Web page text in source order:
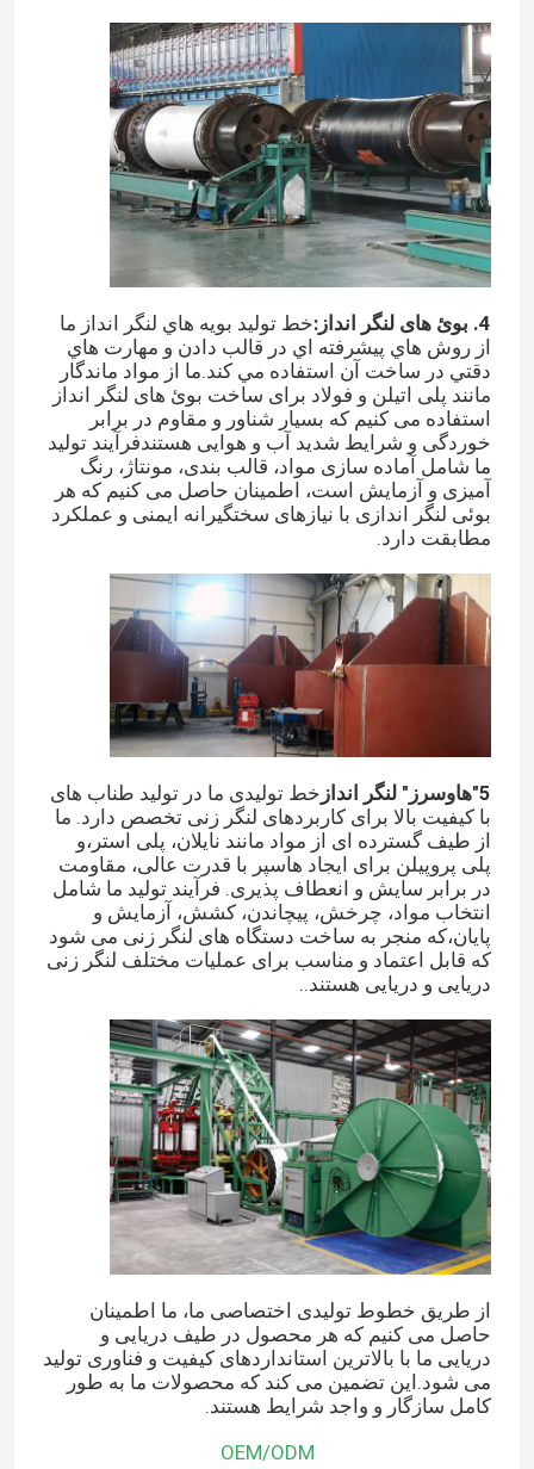
کنترل کیفیت
درخواست نقل قول
کیسه هوا لاستیکی دریایی
کوله هوا برای نجات دریایی
کیسه هوای بادی دریایی
کیسه هوای پرتاب کشتی
بادکنک پرتابی کشتی
کیسه های آب برای آزمایش بار
کیسه های هواپیمایی زیر آب
لوله های نجات بادکنک
غلتک ایربگ
کوله های هوایی پرتابی سنگین
کوله هوا از لاستیک
کشتی پرتاب کیسه هوا
کیسه هوای قایق
کوله هواپیمایی دریایی
کیسه های آسانسور زیر آب
کمک کننده بلند کردن قایق
4. بوئ های لنگر انداز:
خط توليد بويه هاي لنگر انداز ما
از روش هاي پيشرفته اي در قالب دادن و مهارت هاي
دقتي در ساخت آن استفاده مي کند.ما از مواد ماندگار
مانند پلی اتیلن و فولاد برای ساخت بوئ های لنگر انداز
استفاده می کنیم که بسیار شناور و مقاوم در برابر
خوردگی و شرایط شدید آب و هوایی هستندفرآیند تولید
ما شامل آماده سازی مواد، قالب بندی، مونتاژ، رنگ
آمیزی و آزمایش است، اطمینان حاصل می کنیم که هر
بوئی لنگر اندازی با نیازهای سختگیرانه ایمنی و عملکرد
مطابقت دارد.
5"هاوسرز" لنگر انداز
خط تولیدی ما در تولید طناب های
با کیفیت بالا برای کاربردهای لنگر زنی تخصص دارد. ما
از طیف گسترده ای از مواد مانند نایلان، پلی استر،و
پلی پروپیلن برای ایجاد هاسپر با قدرت عالی، مقاومت
در برابر سایش و انعطاف پذیری. فرآیند تولید ما شامل
انتخاب مواد، چرخش، پیچاندن، کشش، آزمایش و
پایان،که منجر به ساخت دستگاه های لنگر زنی می شود
که قابل اعتماد و مناسب برای عملیات مختلف لنگر زنی
دریایی و دریایی هستند..
از طریق خطوط تولیدی اختصاصی ما، ما اطمینان
حاصل می کنیم که هر محصول در طیف دریایی و
دریایی ما با بالاترین استانداردهای کیفیت و فناوری تولید
می شود.این تضمین می کند که محصولات ما به طور
کامل سازگار و واجد شرایط هستند.
OEM/ODM